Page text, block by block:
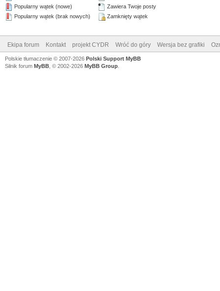
Popularny wątek (nowe)
Popularny wątek (brak nowych)
Zawiera Twoje posty
Zamknięty wątek
Ekipa forum Kontakt projekt CYDR Wróć do góry Wersja bez grafiki
Polskie tłumaczenie © 2007-2026 Polski Support MyBB
Silnik forum MyBB , © 2002-2026 MyBB Group